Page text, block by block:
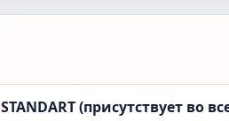
STANDART (присутствует во